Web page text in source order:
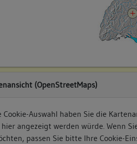
(OpenStreetMaps)
Cookie-Auswahl haben Sie die
angezeigt werden würde. Wenn
passen Sie bitte Ihre Cookie-